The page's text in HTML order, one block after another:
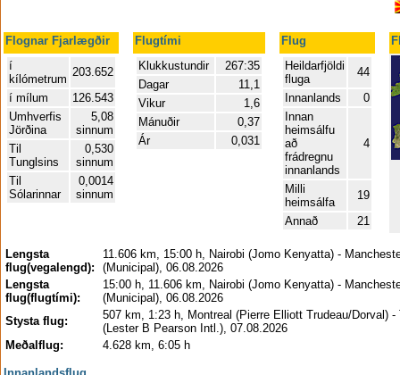
Flognar Fjarlægðir Flugtími Flug
í
kílómetrum
203.652
í mílum
126.543
Umhverfis
Jörðina
5,08
sinnum
Til
Tunglsins
0,530
sinnum
Til
Sólarinnar
0,0014
sinnum
Klukkustundir
267:35
Dagar
11,1
Vikur
1,6
Mánuðir
0,37
Ár
0,031
Heildarfjöldi
fluga
44
Innanlands
0
Innan
heimsálfu
að
frádregnu
innanlands
4
Milli
heimsálfa
19
Annað
21
Lengsta
flug(vegalengd):
11.606 km, 15:00 h, Nairobi (Jomo Kenyatta) -
(Municipal), 06.08.2026
Lengsta
flug(flugtími):
15:00 h, 11.606 km, Nairobi (Jomo Kenyatta) -
(Municipal), 06.08.2026
Stysta flug:
507 km, 1:23 h, Montreal (Pierre Elliott Trudeau/Dorval) -
(Lester B Pearson Intl.), 07.08.2026
Meðalflug:
4.628 km, 6:05 h